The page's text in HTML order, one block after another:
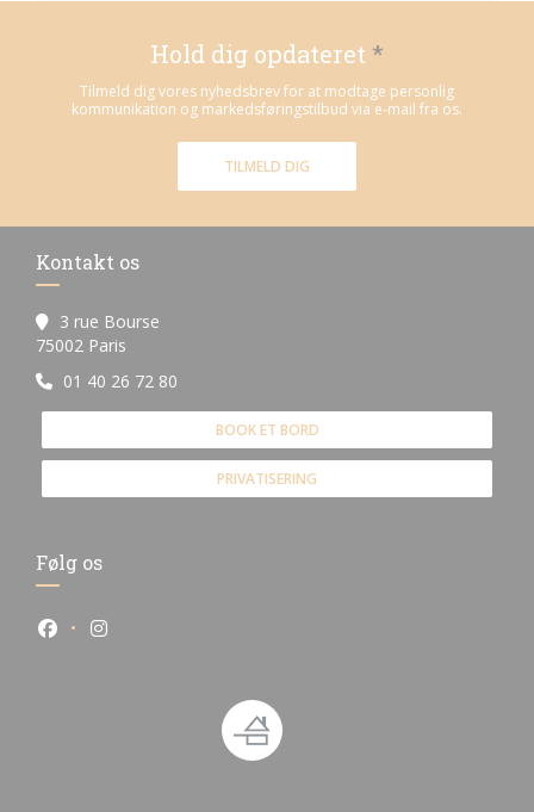
Hold dig opdateret *
Tilmeld dig vores nyhedsbrev for at modtage personlig
kommunikation og markedsføringstilbud via e-mail fra os.
TILMELD DIG
Kontakt os
3 rue Bourse
75002 Paris
01 40 26 72 80
BOOK ET BORD
PRIVATISERING
Følg os
Facebook ((åbner i et nyt vindue))
Instagram ((åbner i et nyt vindue))